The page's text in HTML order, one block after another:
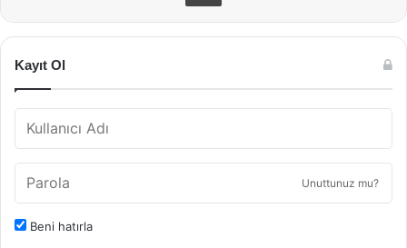
Kayıt Ol
Unuttunuz mu?
Beni hatırla